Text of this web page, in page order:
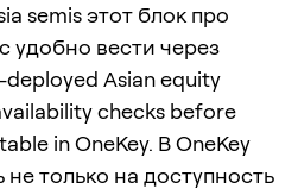
semis этот блок про
удобно вести через
deployed Asian equity
checks before
in OneKey. В OneKey
только на доступность